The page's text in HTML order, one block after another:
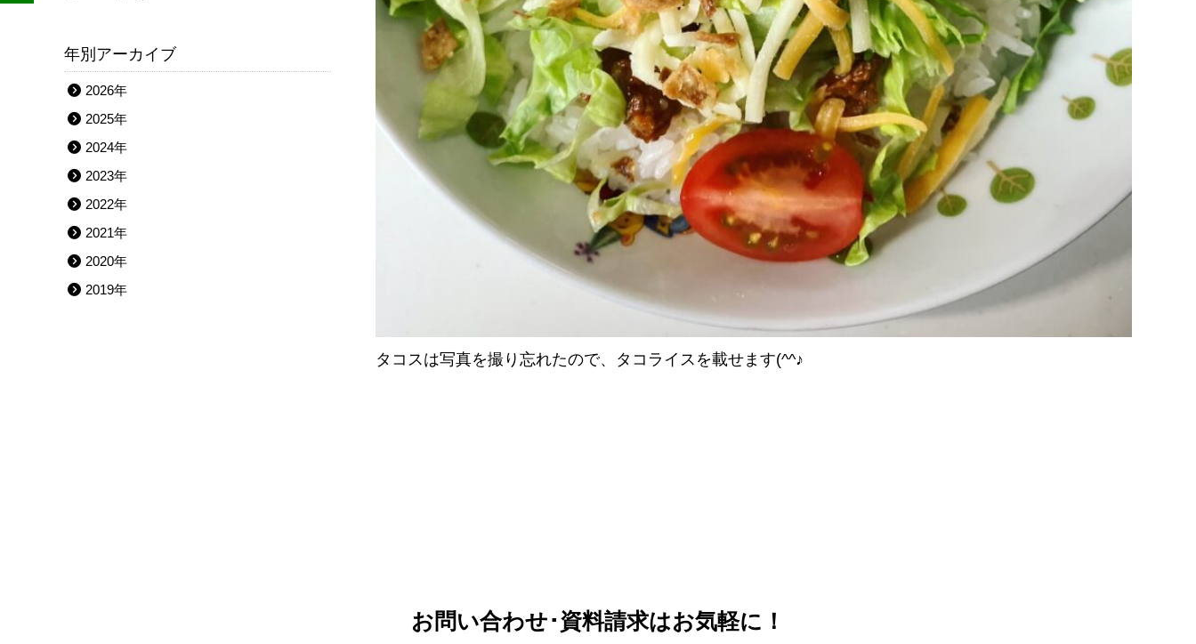
タコスは写真を撮り忘れたので、タコライスを載せます(^^♪
年別アーカイブ
2026年
2025年
2024年
2023年
2022年
2021年
2020年
2019年
お問い合わせ･資料請求はお気軽に！